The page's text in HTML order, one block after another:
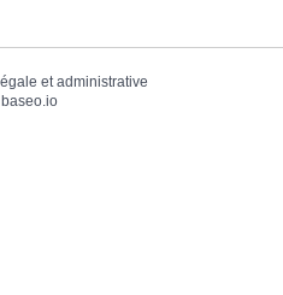
et administrative
baseo.io